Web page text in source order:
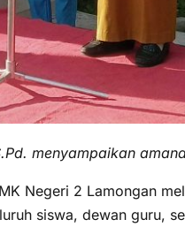
menyampaikan
Negeri 2 Lamongan
siswa, dewan guru,